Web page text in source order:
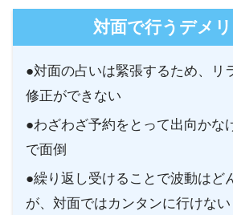
宮崎
・宮崎市｜占いshop
・宮崎市｜エンジェ
鹿児島
・鹿児島市｜ヒーリ
対面で行うデメ
●対面の占いは緊張するため、リ
修正ができない
●わざわざ予約をとって出向かな
で面倒
●繰り返し受けることで波動はど
が、対面ではカンタンに行けない